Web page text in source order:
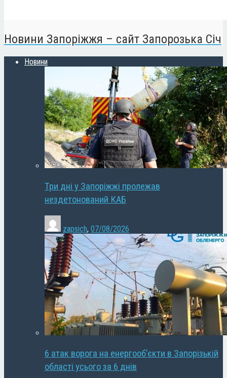
Новини Запоріжжя – сайт Запорозька Січ
Новини
Три дні у Запоріжжі пролежав
нездетонований КАБ
zapsich, 07/08/2026
6 атак ворога на енергооб’єкти в Запорізькій
області усього за 6 днів